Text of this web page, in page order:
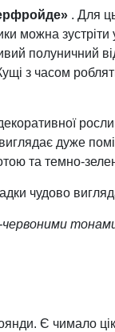
. Для
можна
полуничний
з часом
декоративної
дуже
та темно-
чудово
Є чимало